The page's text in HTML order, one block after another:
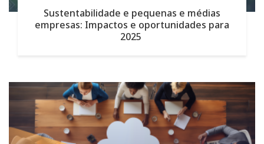
Sustentabilidade e pequenas e médias
empresas: Impactos e oportunidades para
2025